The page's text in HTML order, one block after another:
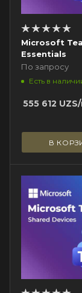
Microsoft
Essentials
По запросу
Есть в
555 612 UZS
В